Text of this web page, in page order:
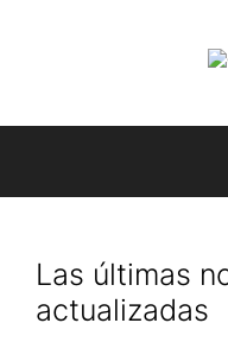
Las últimas
actualizadas